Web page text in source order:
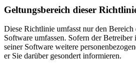
Geltungsbereich dieser
Diese Richtlinie umfasst nur den
Software umfassen. Sofern der Betreiber
seiner Software weitere
er Sie darüber gesondert informieren.